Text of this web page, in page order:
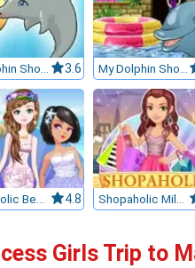
My Dolphin Show 3 3.6 My Dolphin Show 6
Shopaholic Beach Models 4.8 Shopaholic Milan
Girls Trip to